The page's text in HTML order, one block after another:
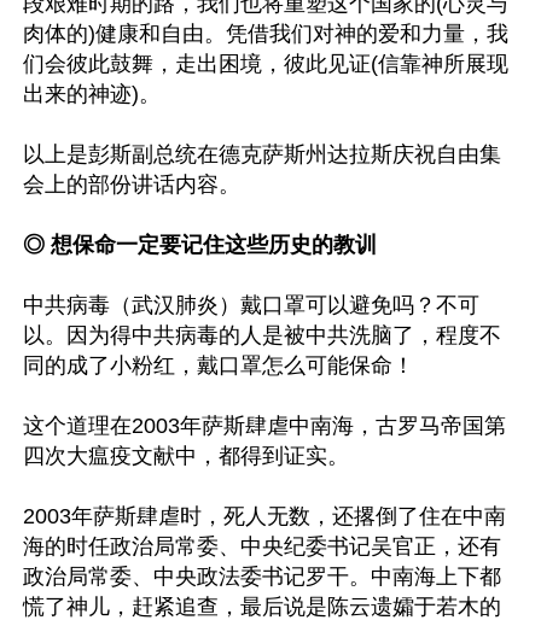
肉体的)健康和自由。凭借我们对神的爱和力量，我
们会彼此鼓舞，走出困境，彼此见证(信靠神所展现
出来的神迹)。
以上是彭斯副总统在德克萨斯州达拉斯庆祝自由集
会上的部份讲话内容。
◎ 想保命一定要记住这些历史的教训
中共病毒（武汉肺炎）戴口罩可以避免吗？不可
以。因为得中共病毒的人是被中共洗脑了，程度不
同的成了小粉红，戴口罩怎么可能保命！
这个道理在2003年萨斯肆虐中南海，古罗马帝国第
四次大瘟疫文献中，都得到证实。
2003年萨斯肆虐时，死人无数，还撂倒了住在中南
海的时任政治局常委、中央纪委书记吴官正，还有
政治局常委、中央政法委书记罗干。中南海上下都
慌了神儿，赶紧追查，最后说是陈云遗孀于若木的